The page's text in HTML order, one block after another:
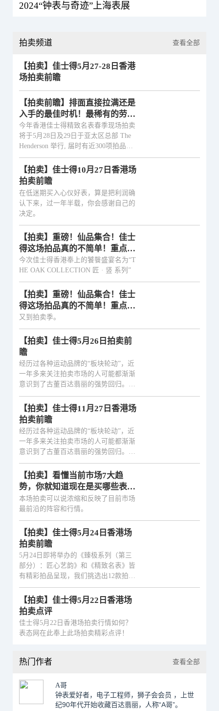
2024“钟表与奇迹”上海表展
拍卖频道 查看全部
【拍卖】佳士得5月27-28日香港
场拍卖前瞻
【拍卖前瞻】排面直接拉满还是
入手的最佳时机！最稀有的劳力
士？最热门的经典款？这波表的
含金量直冲云霄
今年香港佳士得精致名表春季现场拍卖
将于5月28日及29日于亚太区总部 The
Henderson 举行, 届时有近300项拍品登
场。
【拍卖】佳士得10月27日香港场
拍卖前瞻
在低迷期买入心仪好表，算是把利润确
认下来，过一年半载，你会感谢自己的
决定。
【拍卖】重磅！仙品集合！佳士
得这场拍品真的不简单！重点好
物深度解读来了（下）
今次佳士得香港奉上的饕餮盛宴名为“T
HE OAK COLLECTION 匠 · 竖 系列”
【拍卖】重磅！仙品集合！佳士
得这场拍品真的不简单！重点好
物深度解读来了
又到拍卖季。
【拍卖】佳士得5月26日拍卖前
瞻
经历过各种运动品牌的“板块轮动”，近
一年多来关注拍卖市场的人可能都渐渐
意识到了古董百达翡丽的强势回归。过
去一百年的钟表最热市场经历过多次变
化，但是百达翡丽始终站在王者位置岿
然不动。毕竟人类的基础审美还是共通
的，尤其是那些黄金年代制造的珍稀品
种，价值永恒。
【拍卖】佳士得11月27日香港场
拍卖前瞻
经历过各种运动品牌的“板块轮动”，近
一年多来关注拍卖市场的人可能都渐渐
意识到了古董百达翡丽的强势回归。过
去一百年的钟表最热市场经历过多次变
化，但是百达翡丽始终站在王者位置岿
然不动。毕竟人类的基础审美还是共通
的，尤其是那些黄金年代制造的珍稀品
种，价值永恒。
【拍卖】看懂当前市场7大趋
势，你就知道现在是买哪些表的
好时机
本场拍卖可以说浓缩和反映了目前市场
最前沿的阵容和行情。
【拍卖】佳士得5月24日香港场
拍卖前瞻
5月24日即将举办的《臻极系列（第三
部分）：匠心艺韵》和《精致名表》皆
有精彩拍品呈现，我们挑选出12款拍
品，带来本期拍卖前瞻。
【拍卖】佳士得5月22日香港场
拍卖点评
佳士得5月22日香港场拍卖行情如何？
表态网在此奉上此场拍卖精彩点评！
热门作者 查看全部
A哥
钟表爱好者，电子工程师，狮子会会员 ，上世
纪90年代开始收藏百达翡丽，人称“A哥”。